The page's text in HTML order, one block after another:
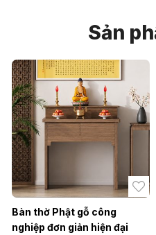
thước mũi khoan hay khoảng
được mặc định sẵnSản
Bàn thờ Phật gỗ công
nghiệp đơn giản hiện đại